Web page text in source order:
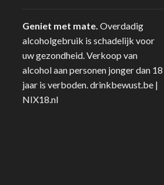
Geniet met mate. Overdadig
alcoholgebruik is schadelijk voor
uw gezondheid. Verkoop van
alcohol aan personen jonger dan 18
jaar is verboden.drinkbewust.be |
NIX18.nl